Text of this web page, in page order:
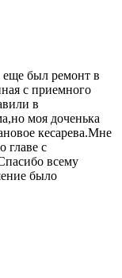
еще был ремонт в
с приемного
в
моя доченька
кесарева.Мне
главе с
всему
было